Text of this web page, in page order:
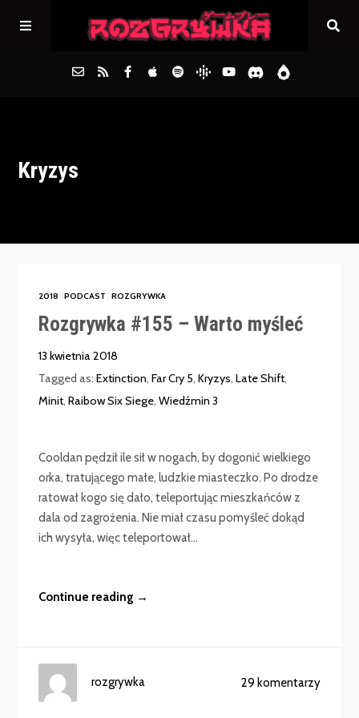
Archiwum
Kryzys
2018 PODCAST ROZGRYWKA
Rozgrywka #155 – Warto myśleć
13 kwietnia 2018
Tagged as:Extinction,Far Cry 5,Kryzys,Late Shift,
Minit,Raibow Six Siege,Wiedźmin 3
Cooldan pędził ile sił w nogach, by dogonić wielkiego
orka, tratującego małe, ludzkie miasteczko. Po drodze
ratował kogo się dało, teleportując mieszkańców z
dala od zagrożenia. Nie miał czasu pomyśleć dokąd
ich wysyła, więc teleportował...
Continue reading →
29 komentarzy
rozgrywka